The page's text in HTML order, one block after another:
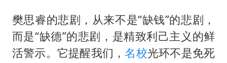
樊思睿的悲剧，从来不是“缺钱”的悲剧，
而是“缺德”的悲剧，是精致利己主义的鲜
活警示。它提醒我们，名校光环不是免死